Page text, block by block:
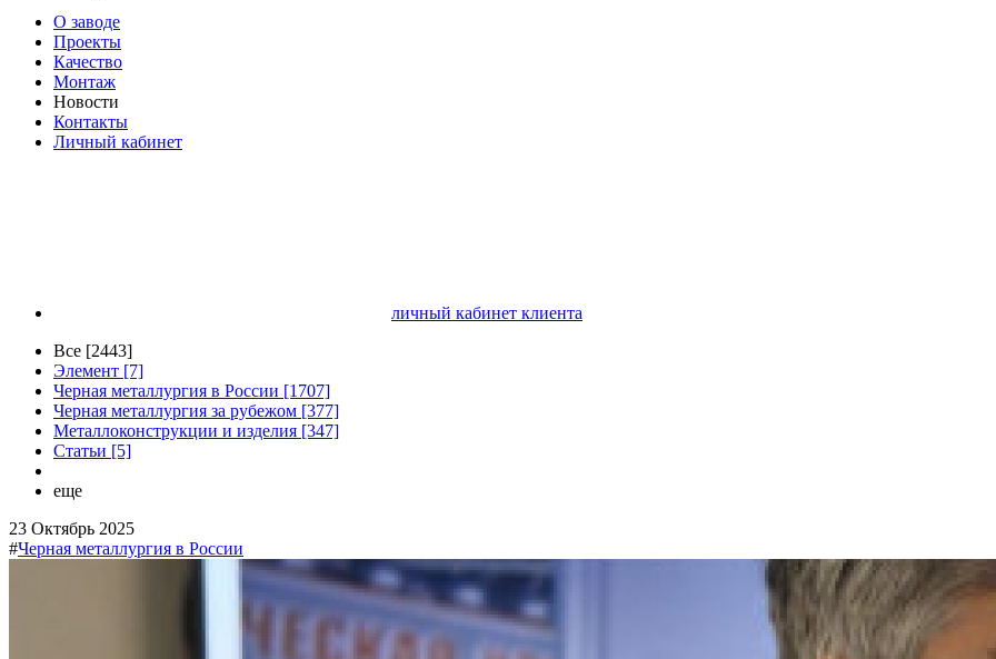
О заводе
Проекты
Качество
Монтаж
Новости
Контакты
Личный кабинет
личный кабинет клиента
Все [2443]
Элемент [7]
Черная металлургия в России [1707]
Черная металлургия за рубежом [377]
Металлоконструкции и изделия [347]
Статьи [5]
еще
23 Октябрь 2025
#Черная металлургия в России